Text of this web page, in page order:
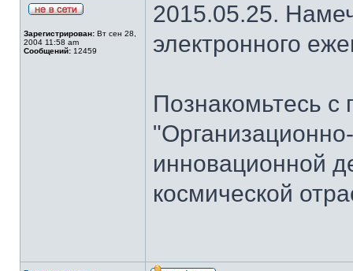
Зарегистрирован: Вт сен 28,
2004 11:58 am
Сообщений: 12459
2015.05.25.
электронного
Познакомьтесь
инновационной
космической